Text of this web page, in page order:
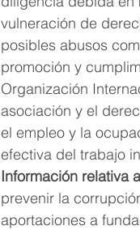
vulneración de
posibles abusos
promoción y
Organización
asociación y el
el empleo y la
efectiva del trabajo
Información relativa
prevenir la
aportaciones a